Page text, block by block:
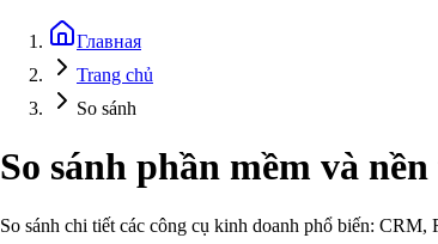
Главная
Trang chủ
So sánh
So sánh phần mềm và
So sánh chi tiết các công cụ kinh doanh phổ biến: